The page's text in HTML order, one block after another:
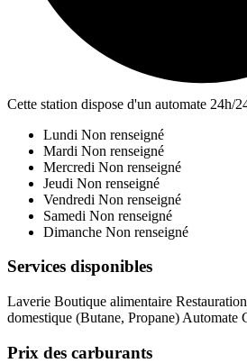
Cette station dispose d'un automate 24h/
Lundi Non renseigné
Mardi Non renseigné
Mercredi Non renseigné
Jeudi Non renseigné
Vendredi Non renseigné
Samedi Non renseigné
Dimanche Non renseigné
Services disponibles
Laverie Boutique alimentaire
domestique (Butane, Propane) Automate
Prix des carburants